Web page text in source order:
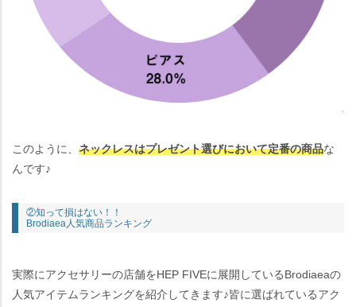
このように、 ネックレスはプレゼント選びにおいて定番の商品な
んです♪
②知って損はない！！
Brodiaea人気商品ランキング
実際にアクセサリーの店舗をHEP FIVEに展開しているBrodiaeaの
人気アイテムランキングを紹介してきます♪皆に選ばれているアク